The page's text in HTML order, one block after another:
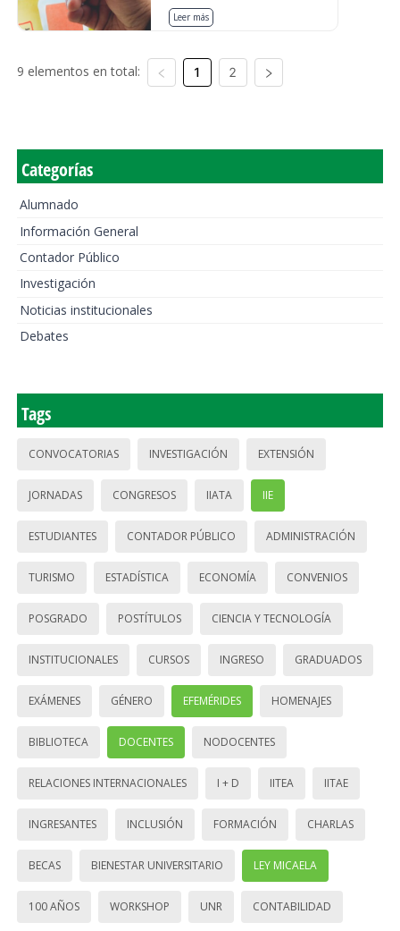
Leer más
9 elementos en total: 1 2
Categorías
Alumnado
Información General
Contador Público
Investigación
Noticias institucionales
Debates
Tags
CONVOCATORIAS INVESTIGACIÓN EXTENSIÓN
JORNADAS CONGRESOS IIATA IIE
ESTUDIANTES CONTADOR PÚBLICO ADMINISTRACIÓN
TURISMO ESTADÍSTICA ECONOMÍA CONVENIOS
POSGRADO POSTÍTULOS CIENCIA Y TECNOLOGÍA
INSTITUCIONALES CURSOS INGRESO GRADUADOS
EXÁMENES GÉNERO EFEMÉRIDES HOMENAJES
BIBLIOTECA DOCENTES NODOCENTES
RELACIONES INTERNACIONALES I + D IITEA IITAE
INGRESANTES INCLUSIÓN FORMACIÓN CHARLAS
BECAS BIENESTAR UNIVERSITARIO LEY MICAELA
100 AÑOS WORKSHOP UNR CONTABILIDAD